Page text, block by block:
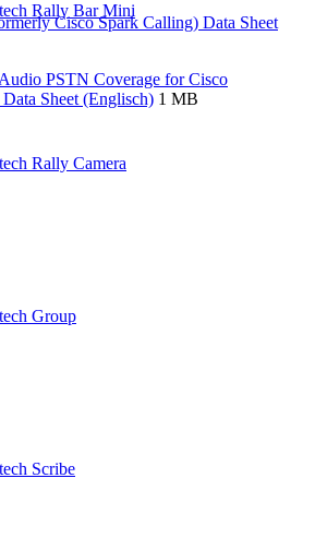
Rally Bar Mini
Rally Camera
Group
Scribe
Cisco Spark Calling) Data Sheet
PSTN Coverage for Cisco
Sheet (Englisch) 1 MB